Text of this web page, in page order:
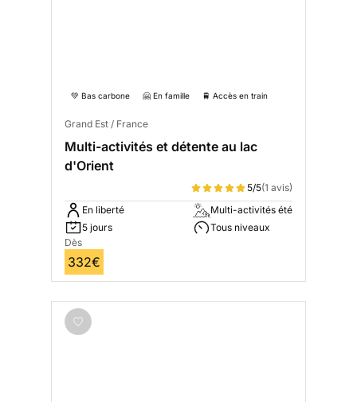
💚 Bas carbone 🤗 En famille 🚆 Accès en train
Grand Est / France
Multi-activités et détente au lac
d'Orient
5/5(1 avis)
En liberté
5 jours
Multi-activités été
Tous niveaux
Dès
332€